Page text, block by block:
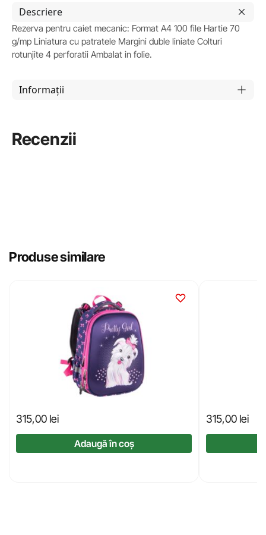
Descriere
Rezerva pentru caiet mecanic: Format A4 100 file Hartie 70
g/mp Liniatura cu patratele Margini duble liniate Colturi
rotunjite 4 perforatii Ambalat in folie.
Informații
Recenzii
Produse similare
315,00 lei
Adaugă în coș
315,00 lei